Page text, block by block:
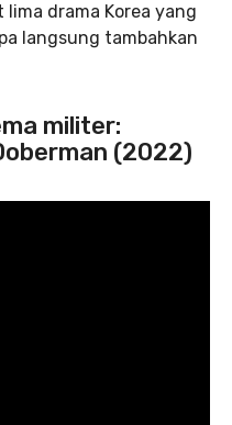
drama Korea yang
langsung tambahkan
militer:
(2022)